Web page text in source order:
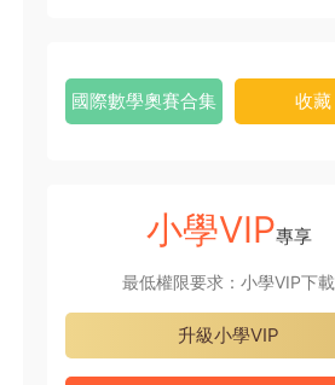
國際數學奧賽合集 收藏
小學VIP專享
最低權限要求：小學VIP下載
升級小學VIP